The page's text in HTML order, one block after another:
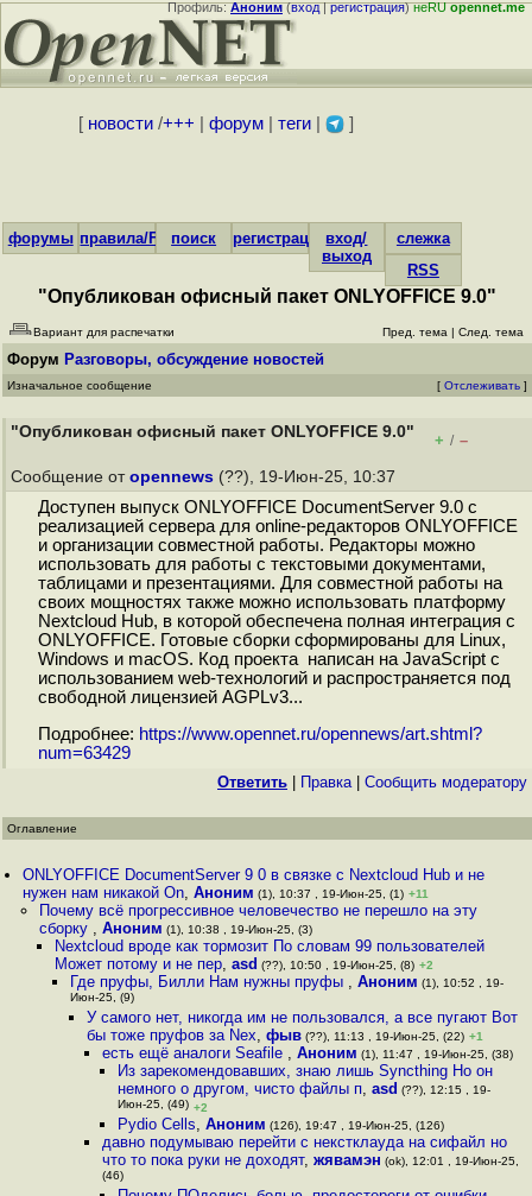
Профиль:Аноним(вход|регистрация)неRUopennet.me
[ новости/+++ форум| теги| ]
форумы правила/FAQпоиск регистрациявход/
выход
слежка
RSS
"Опубликован офисный пакет ONLYOFFICE 9.0"
Вариант для распечатки Пред. тема | След. тема
Форум Разговоры, обсуждение новостей
Изначальное сообщение [ Отслеживать ]
"Опубликован офисный пакет ONLYOFFICE 9.0" + / –
Сообщение от opennews (??), 19-Июн-25, 10:37
Доступен выпуск ONLYOFFICE DocumentServer 9.0 с
реализацией сервера для online-редакторов ONLYOFFICE
и организации совместной работы. Редакторы можно
использовать для работы с текстовыми документами,
таблицами и презентациями. Для совместной работы на
своих мощностях также можно использовать платформу
Nextcloud Hub, в которой обеспечена полная интеграция с
ONLYOFFICE. Готовые сборки сформированы для Linux,
Windows и macOS. Код проекта написан на JavaScript с
использованием web-технологий и распространяется под
свободной лицензией AGPLv3...
Подробнее: https://www.opennet.ru/opennews/art.shtml?
num=63429
Ответить Правка| Cообщить модератору
Оглавление
ONLYOFFICE DocumentServer 9 0 в связке с Nextcloud Hub и не
нужен нам никакой On,Аноним (1), 10:37 , 19-Июн-25, (1) +11
Почему всё прогрессивное человечество не перешло на эту
сборку , Аноним (1), 10:38 , 19-Июн-25, (3)
Nextcloud вроде как тормозит По словам 99 пользователей
Может потому и не пер, asd (??), 10:50 , 19-Июн-25, (8) +2
Где пруфы, Билли Нам нужны пруфы ,Аноним (1), 10:52 , 19-
Июн-25, (9)
У самого нет, никогда им не пользовался, а все пугают Вот
бы тоже пруфов за Nex, фыв(??), 11:13 , 19-Июн-25, (22) +1
есть ещё аналоги Seafile , Аноним (1), 11:47 , 19-Июн-25, (38)
Из зарекомендовавших, знаю лишь Syncthing Но он
немного о другом, чисто файлы п,asd (??), 12:15 , 19-
Июн-25, (49) +2
Pydio Cells,Аноним (126), 19:47 , 19-Июн-25, (126)
давно подумываю перейти с некстклауда на сифайл но
что то пока руки не доходят, жявамэн (ok), 12:01 , 19-Июн-25,
(46)